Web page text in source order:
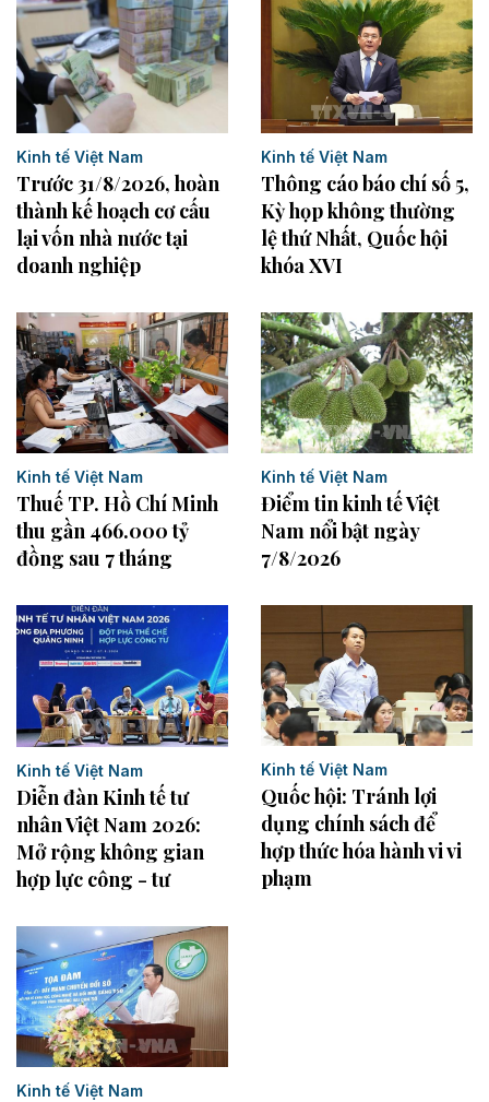
Kinh tế Việt Nam
Trước 31/8/2026, hoàn
thành kế hoạch cơ cấu
lại vốn nhà nước tại
doanh nghiệp
Kinh tế Việt Nam
Thông cáo báo chí số 5,
Kỳ họp không thường
lệ thứ Nhất, Quốc hội
khóa XVI
Kinh tế Việt Nam
Thuế TP. Hồ Chí Minh
thu gần 466.000 tỷ
đồng sau 7 tháng
Kinh tế Việt Nam
Điểm tin kinh tế Việt
Nam nổi bật ngày
7/8/2026
Kinh tế Việt Nam
Diễn đàn Kinh tế tư
nhân Việt Nam 2026:
Mở rộng không gian
hợp lực công - tư
Kinh tế Việt Nam
Quốc hội: Tránh lợi
dụng chính sách để
hợp thức hóa hành vi vi
phạm
Kinh tế Việt Nam